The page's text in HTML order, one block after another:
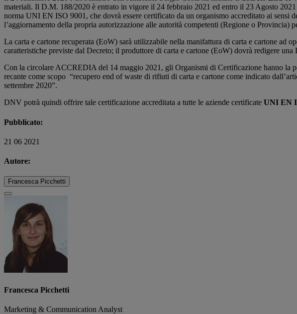
materiali. Il D.M. 188/2020 è entrato in vigore il 24 febbraio 2021 ed entro il 23 Agosto
norma UNI EN ISO 9001, che dovrà essere certificato da un organismo accreditato ai
l’aggiornamento della propria autorizzazione alle autorità competenti (Regione o Provincia)
La carta e cartone recuperata (EoW) sarà utilizzabile nella manifattura di carta e cartone ad
caratteristiche previste dal Decreto; il produttore di carta e cartone (EoW) dovrà redigere
Con la circolare ACCREDIA del 14 maggio 2021, gli Organismi di Certificazione hanno la
recante come scopo “recupero end of waste di rifiuti di carta e cartone come indicato
settembre 2020”.
DNV potrà quindi offrire tale certificazione accreditata a tutte le aziende certificate UNI EN
Pubblicato:
21 06 2021
Autore:
Francesca Picchetti
Francesca Picchetti
Marketing & Communication Analyst